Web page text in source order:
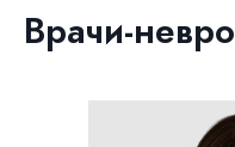
Врачи-